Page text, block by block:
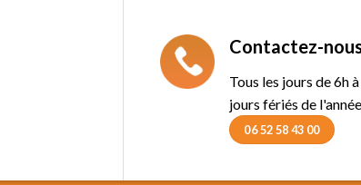
Contactez-
Tous les jours de
jours fériés de l'année
06 52 58 43 00